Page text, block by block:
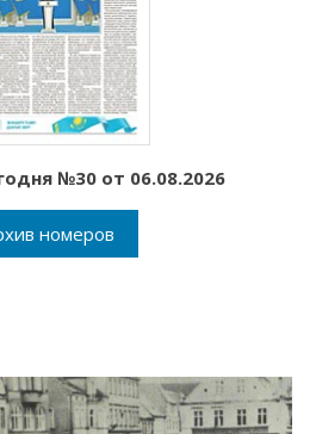
№30 от 06.08.2026
номеров